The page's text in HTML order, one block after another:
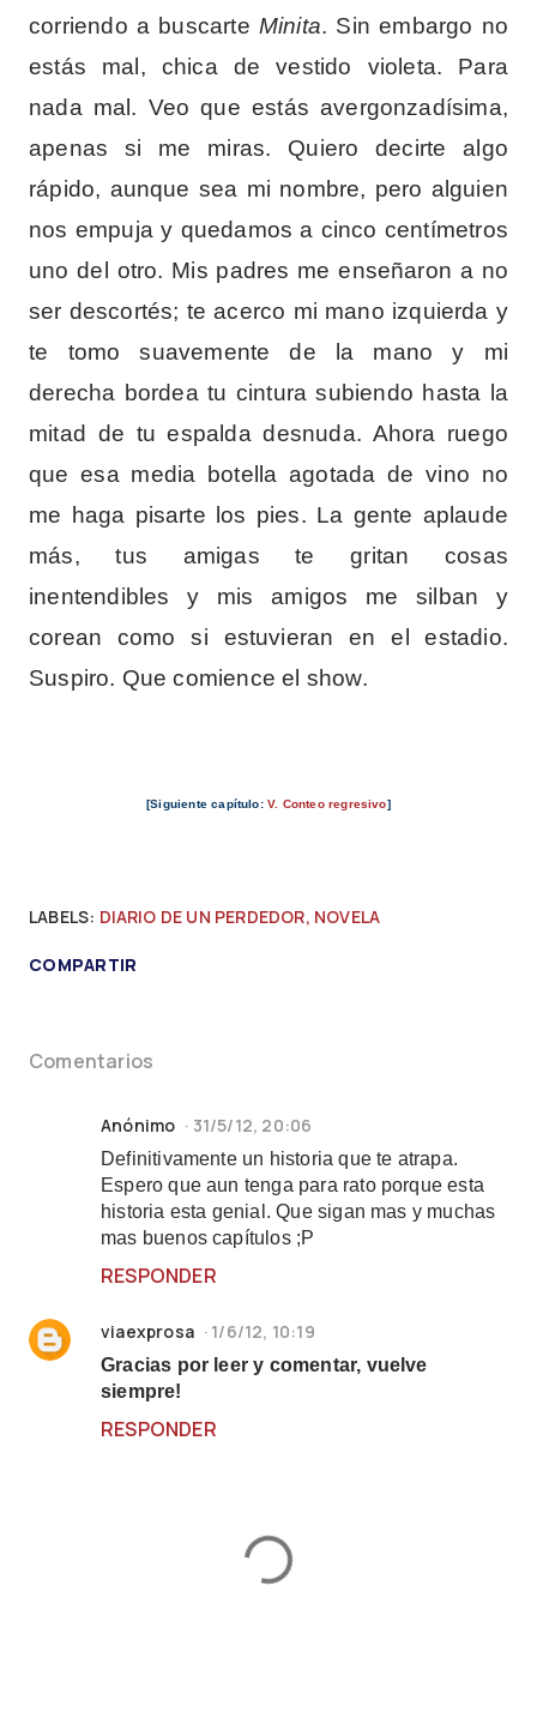
corriendo a buscarte Minita. Sin embargo no
estás mal, chica de vestido violeta. Para
nada mal. Veo que estás avergonzadísima,
apenas si me miras. Quiero decirte algo
rápido, aunque sea mi nombre, pero alguien
nos empuja y quedamos a cinco centímetros
uno del otro. Mis padres me enseñaron a no
ser descortés; te acerco mi mano izquierda y
te tomo suavemente de la mano y mi
derecha bordea tu cintura subiendo hasta la
mitad de tu espalda desnuda. Ahora ruego
que esa media botella agotada de vino no
me haga pisarte los pies. La gente aplaude
más, tus amigas te gritan cosas
inentendibles y mis amigos me silban y
corean como si estuvieran en el estadio.
Suspiro. Que comience el show.
[Siguiente capítulo:V. Conteo regresivo]
LABELS: DIARIO DE UN PERDEDOR NOVELA
COMPARTIR
Comentarios
Anónimo 31/5/12, 20:06
Definitivamente un historia que te atrapa.
Espero que aun tenga para rato porque esta
historia esta genial. Que sigan mas y muchas
mas buenos capítulos ;P
RESPONDER
viaexprosa 1/6/12, 10:19
Gracias por leer y comentar, vuelve
siempre!
RESPONDER